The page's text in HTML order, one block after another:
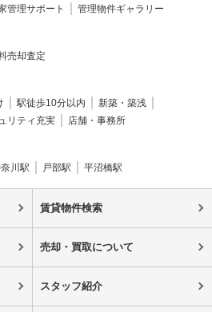
管理サポート 管理物件ギャラリー
売却査定
駅徒歩10分以内
新築・築浅
リティ充実 店舗・事務所
川駅 戸部駅 平沼橋駅
賃貸物件検索
売却・買取について
スタッフ紹介